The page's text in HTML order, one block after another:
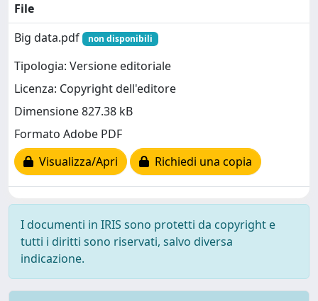
File
Big data.pdf
non disponibili
Tipologia: Versione editoriale
Licenza: Copyright dell'editore
Dimensione 827.38 kB
Formato Adobe PDF
Visualizza/Apri
Richiedi una copia
I documenti in IRIS sono protetti da copyright e
tutti i diritti sono riservati, salvo diversa
indicazione.